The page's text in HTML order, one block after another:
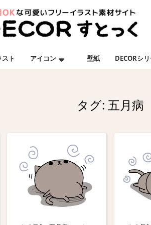
スト アイコン 壁紙 DECORシ
タグ: 五月病